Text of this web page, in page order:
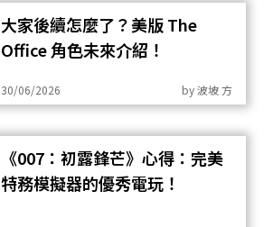
大家後續怎麼了？美版 The
Office 角色未來介紹！
30/06/2026 by波坡 方
《007：初露鋒芒》心得：完美
特務模擬器的優秀電玩！